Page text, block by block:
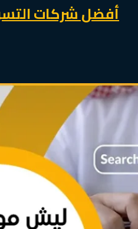
أفضل شركات